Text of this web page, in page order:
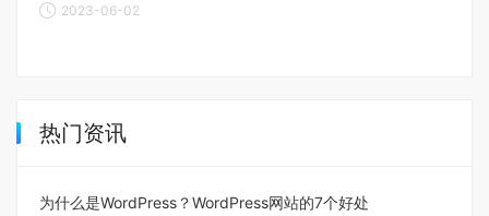
2023-06-02
热门资讯
为什么是WordPress？WordPress网站的7个好处